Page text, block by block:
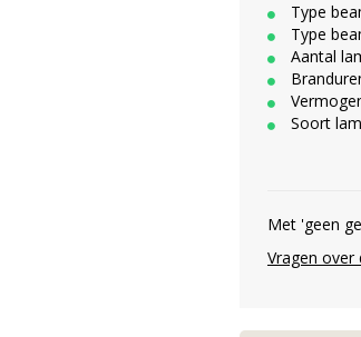
Type
Type
Aantal
Soort
Met 'geen
Vragen over